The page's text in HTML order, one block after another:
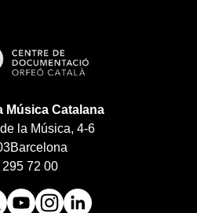
Música Catalana
la Música, 4-6
Barcelona
295 72 00